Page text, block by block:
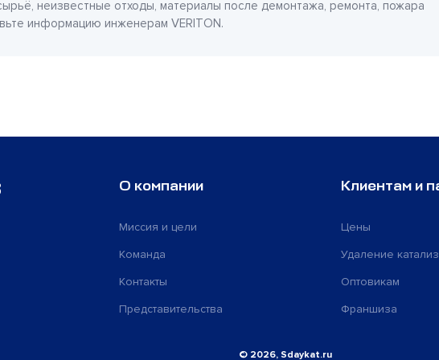
неизвестные отходы, материалы после демонтажа, ремонта, пожара
информацию инженерам VERITON.
О компании
Миссия и цели
Команда
Контакты
Представительства
Клиентам и
Цены
Удаление
Оптовикам
Франшиза
© 2026, Sdaykat.ru